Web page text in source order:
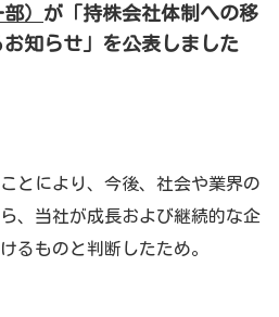
） が「持株会社体制への移
知らせ」
を公表しました
とにより、今後、社会や業界の
、当社が成長および継続的な企
るものと判断したため。